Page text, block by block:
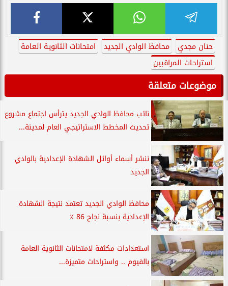
حنان مجدي محافظ الوادي الجديد
امتحانات الثانوية العامة
استراحات المراقبين
موضوعات متعلقة
نائب محافظ الوادي الجديد يترأس اجتماع مشروع
تحديث المخطط الاستراتيجي العام لمدينة...
ننشر أسماء أوائل الشهادة الإعدادية بالوادي
الجديد
محافظ الوادي الجديد تعتمد نتيجة الشهادة
الإعدادية بنسبة نجاح 86 ٪
استعدادات مكثفة لامتحانات الثانوية العامة
بالفيوم .. واستراحات متميزة...